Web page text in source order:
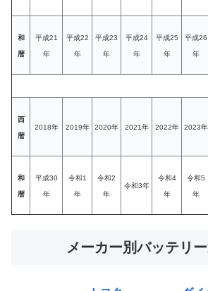
和
暦
平成21
年
平成22
年
平成23
年
平成24
年
平成25
年
平成26
年
西
暦
2018年 2019年 2020年 2021年 2022年 2023年
和
暦
平成30
年
令和1
年
令和2
年
令和3年
令和4
年
令和5
年
メーカー別バッテリ